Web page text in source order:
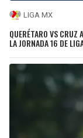
LIGA MX
QUERÉTARO VS CRUZ
LA JORNADA 16 DE